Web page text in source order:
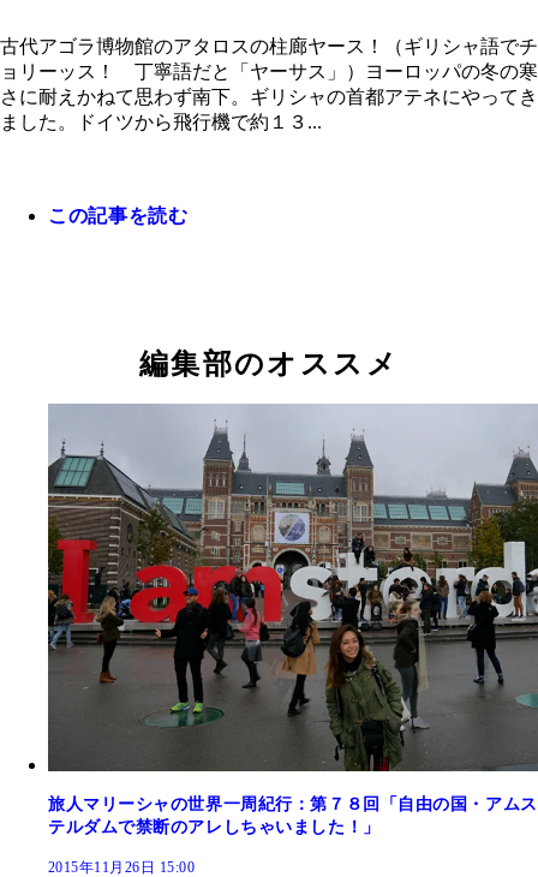
見える
調がどこか物悲しい
われてる
で買ったミートボールの煮込み
ーに線を引いてもらいました
と浮気相手の子供でした
ティオン神殿
古代アゴラ博物館のアタロスの柱廊ヤース！（ギリシャ語でチ
ョリーッス！ 丁寧語だと「ヤーサス」）ヨーロッパの冬の寒
さに耐えかねて思わず南下。ギリシャの首都アテネにやってき
ました。ドイツから飛行機で約１３...
この記事を読む
編集部のオススメ
旅人マリーシャの世界一周紀行：第７８回「自由の国・アムス
テルダムで禁断のアレしちゃいました！」
2015年11月26日 15:00